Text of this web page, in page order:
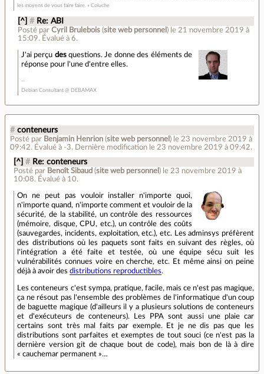
les moyens de vous faire taire. » Coluche
[^] # Re: ABI
Posté par Cyril Brulebois(site web personnel ) le 21 novembre 2019 à
15:09. Évalué à 6.
J'ai perçu desquestions. Je donne des éléments de
réponse pour l'une d'entre elles.
Debian Consultant @ DEBAMAX
# conteneurs
Posté par Benjamin Henrion (site web personnel ) le 23 novembre 2019 à
09:42. Évalué à -3. Dernière modification le 23 novembre 2019 à 09:42.
[^] # Re: conteneurs
Posté par Benoît Sibaud (site web personnel ) le 23 novembre 2019 à
10:08. Évalué à 10.
On ne peut pas vouloir installer n'importe quoi,
n'importe quand, n'importe comment et vouloir de la
sécurité, de la stabilité, un contrôle des ressources
(mémoire, disque, CPU, etc.), un contrôle des coûts
(sauvegardes, incidents, exploitation, etc.), etc. Les adminsys préfèrent
des distributions où les paquets sont faits en suivant des règles, où
l'intégration a été faite et testée, où une équipe sécu suit les
vulnérabilités connues voire en cherche, etc. Et même ainsi on peine
déjà à avoir desdistributions reproductibles.
Les conteneurs c'est sympa, pratique, facile, mais ce n'est pas magique,
ça ne résout pas l'ensemble des problèmes de l'informatique d'un coup
de baguette magique (d'ailleurs il y a plusieurs solutions de conteneurs
et d'exécuteurs de conteneurs). Les PPA sont aussi une plaie car
certains sont très mal faits par exemple. Et je ne dis pas que les
distributions sont parfaites et exemptes de tout souci (ce n'est pas la
dernière version git de chaque bout de code), mais bon de là à dire
« cauchemar permanent »…